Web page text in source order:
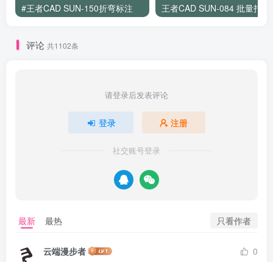
#王者CAD SUN-150折弯标注 王者CAD SUN-084 批量打印
评论 共1102条
请登录后发表评论
登录 注册
社交账号登录
最新 最热 只看作者
云端漫步者 0